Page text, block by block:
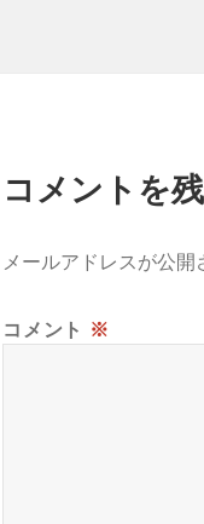
コメントを
メールアドレスが公開
コメント ※